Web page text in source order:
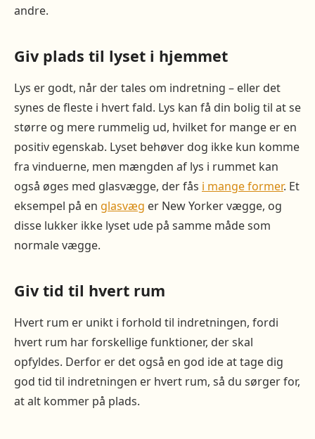
andre.
Giv plads til lyset i hjemmet
Lys er godt, når der tales om indretning – eller det
synes de fleste i hvert fald. Lys kan få din bolig til at se
større og mere rummelig ud, hvilket for mange er en
positiv egenskab. Lyset behøver dog ikke kun komme
fra vinduerne, men mængden af lys i rummet kan
også øges med glasvægge, der fås i mange former. Et
eksempel på en glasvæg er New Yorker vægge, og
disse lukker ikke lyset ude på samme måde som
normale vægge.
Giv tid til hvert rum
Hvert rum er unikt i forhold til indretningen, fordi
hvert rum har forskellige funktioner, der skal
opfyldes. Derfor er det også en god ide at tage dig
god tid til indretningen er hvert rum, så du sørger for,
at alt kommer på plads.